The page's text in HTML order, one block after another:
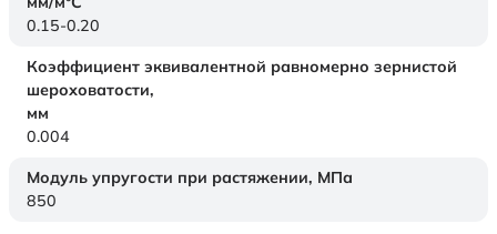
0.15-0.20
Коэффициент эквивалентной равномерно зернистой
шероховатости,
мм
0.004
Модуль упругости при растяжении, МПа
850